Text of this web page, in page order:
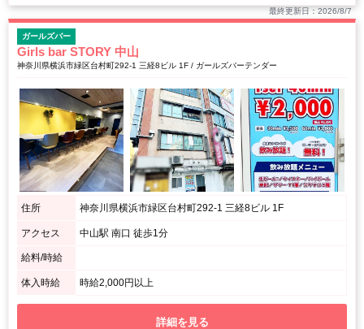
最終更新日：2026/8/7
ガールズバー
Girls bar STORY 中山
神奈川県横浜市緑区台村町292-1 三経8ビル 1F / ガールズバーテンダー
住所 神奈川県横浜市緑区台村町292-1 三経8ビル 1F
アクセス 中山駅 南口 徒歩1分
給料/時給
体入時給 時給2,000円以上
詳細を見る